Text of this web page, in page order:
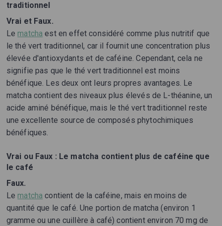
traditionnel
Vrai et Faux.
Lematcha est en effet considéré comme plus nutritif que
le thé vert traditionnel, car il fournit une concentration plus
élevée d'antioxydants et de caféine. Cependant, cela ne
signifie pas que le thé vert traditionnel est moins
bénéfique. Les deux ont leurs propres avantages. Le
matcha contient des niveaux plus élevés de L-théanine, un
acide aminé bénéfique, mais le thé vert traditionnel reste
une excellente source de composés phytochimiques
bénéfiques.
Vrai ou Faux : Le matcha contient plus de caféine que
le café
Faux.
Lematcha contient de la caféine, mais en moins de
quantité que le café. Une portion de matcha (environ 1
gramme ou une cuillère à café) contient environ 70 mg de